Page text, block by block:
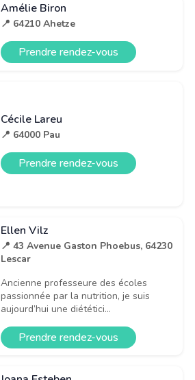
Amélie Biron
📍 64210 Ahetze
Prendre rendez-vous
Cécile Lareu
📍 64000 Pau
Prendre rendez-vous
Ellen Vilz
📍 43 Avenue Gaston Phoebus, 64230
Lescar
Ancienne professeure des écoles
passionnée par la nutrition, je suis
aujourd’hui une diététici...
Prendre rendez-vous